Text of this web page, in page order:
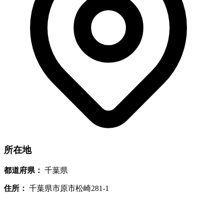
所在地
都道府県： 千葉県
住所： 千葉県市原市松崎281-1